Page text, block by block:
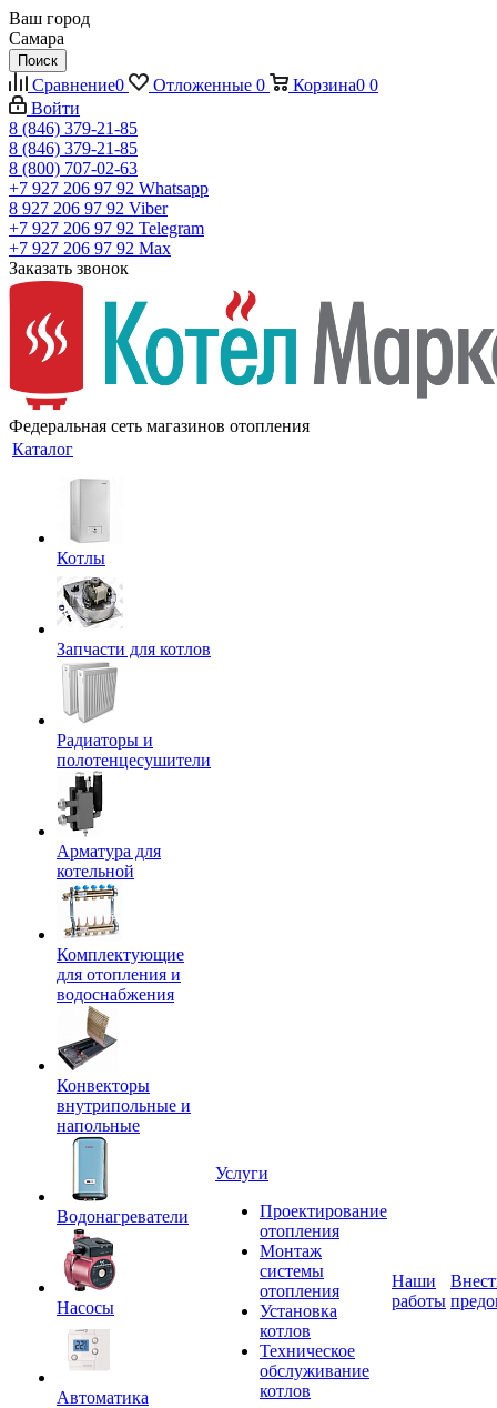
Ваш город
Самара
Поиск
Сравнение0 Отложенные 0 Корзина0 0
Войти
8 (846) 379-21-85
8 (846) 379-21-85
8 (800) 707-02-63
+7 927 206 97 92 Whatsapp
8 927 206 97 92 Viber
+7 927 206 97 92 Telegram
+7 927 206 97 92 Max
Заказать звонок
Федеральная сеть магазинов отопления
Каталог
Котлы
Запчасти для котлов
Радиаторы и
полотенцесушители
Арматура для
котельной
Комплектующие
для отопления и
водоснабжения
Конвекторы
внутрипольные и
напольные
Водонагреватели
Насосы
Автоматика
Услуги
Проектирование
отопления
Монтаж
системы
отопления
Установка
котлов
Техническое
обслуживание
котлов
Наши
работы